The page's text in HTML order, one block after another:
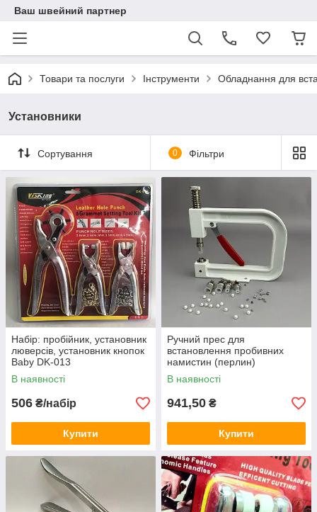
Ваш швейний партнер
Товари та послуги Інструменти Обладнання для
Установники
Сортування 0 Фільтри
Набір: пробійник, установник
люверсів, установник кнопок
Baby DK-013
В наявності
506 ₴/набір
Купити
Ручний прес для
встановлення пробивних
намистин (перлин)
В наявності
941,50 ₴
Купити